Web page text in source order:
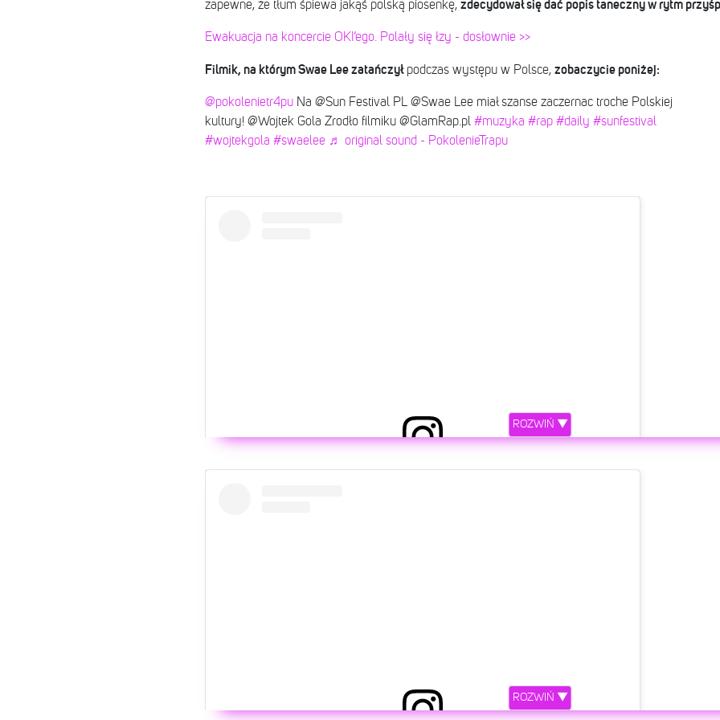
zapewne, że tłum śpiewa jakąś polską piosenkę, zdecydował się dać popis taneczny w rytm
Ewakuacja na koncercie OKI’ego. Polały się łzy - dosłownie >>
Filmik, na którym Swae Lee zatańczyłpodczas występu w Polsce, zobaczycie poniżej:
@pokolenietr4puNa @Sun Festival PL @Swae Lee miał szanse zaczernac troche Polskiej
kultury! @Wojtek Gola Zrodło filmiku @GlamRap.pl #muzyka #rap #daily #sunfestival
#wojtekgola #swaelee ♬ original sound - PokolenieTrapu
ROZWIŃ ▼
ROZWIŃ ▼